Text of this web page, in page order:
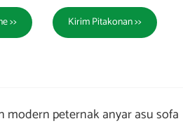
>> Kirim Pitakonan >>
modern peternak anyar asu sofa